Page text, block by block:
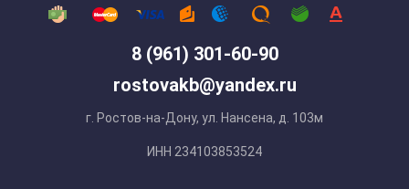
8 (961) 301-60-90
rostovakb@yandex.ru
г. Ростов-на-Дону, ул. Нансена, д. 103м
ИНН 234103853524